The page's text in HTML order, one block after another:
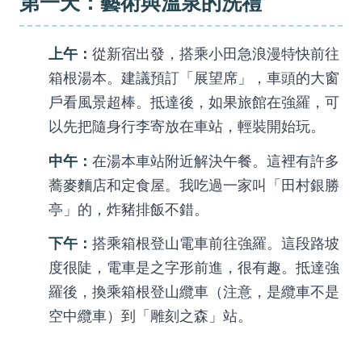
上午： 從新宿出發，搭乘小田急浪漫特快前往
箱根湯本。建議預訂「展望席」，車頭的大窗
戶看風景超棒。抵達後，如果旅館在強羅，可
以先把隨身行李寄放在車站，輕裝開始玩。
中午： 在湯本車站附近解決午餐。這裡有許多
蕎麥麵店和定食屋。我吃過一家叫「田村銀勝
亭」的，炸豬排飯不錯。
下午： 搭乘箱根登山電車前往強羅。這段路坡
度很陡，電車是之字形前進，很有趣。抵達強
羅後，換乘箱根登山纜車（注意，是纜車不是
空中纜車）到「雕刻之森」站。